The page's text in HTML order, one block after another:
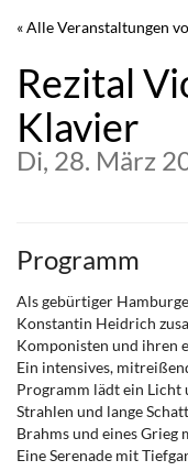
Zum
springen
« Alle Veranstaltungen
Rezital
Klavier
Di, 28. März
Programm
Als gebürtiger
Konstantin Heidrich
Komponisten und ihren
Ein intensives,
Programm lädt ein Licht
Strahlen und lange
Brahms und eines Grieg
Eine Serenade mit